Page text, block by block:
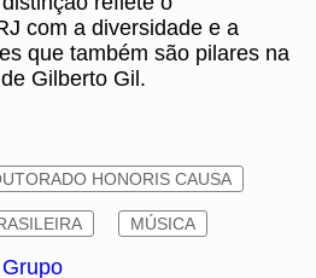
com a diversidade e a
que também são pilares na
Gilberto Gil.
HONORIS CAUSA
MÚSICA